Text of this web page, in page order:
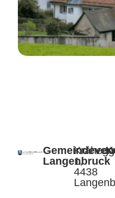
Langenbruck
1,
4438